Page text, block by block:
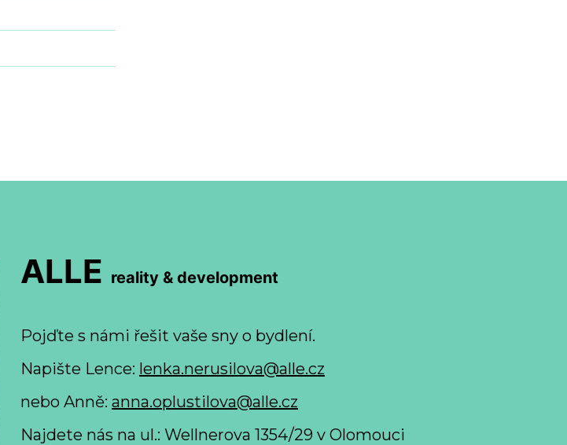
ALLE reality & development
Pojďte s námi řešit vaše sny o bydlení.
Napište Lence: lenka.nerusilova@alle.cz
nebo Anně: anna.oplustilova@alle.cz
Najdete nás na ul.: Wellnerova 1354/29 v Olomouci